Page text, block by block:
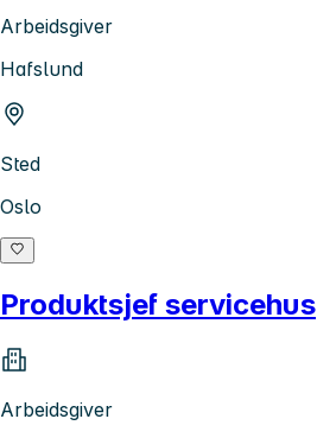
Arbeidsgiver
Hafslund
Sted
Oslo
Produktsjef servicehus
Arbeidsgiver